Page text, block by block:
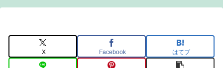
X Facebook はてブ